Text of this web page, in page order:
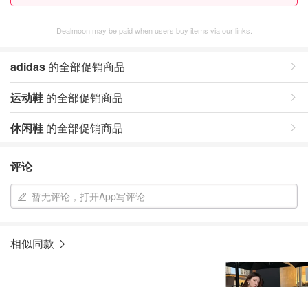
Dealmoon may be paid when users buy items via our links.
adidas 的全部促销商品
运动鞋 的全部促销商品
休闲鞋 的全部促销商品
评论
暂无评论，打开App写评论
相似同款